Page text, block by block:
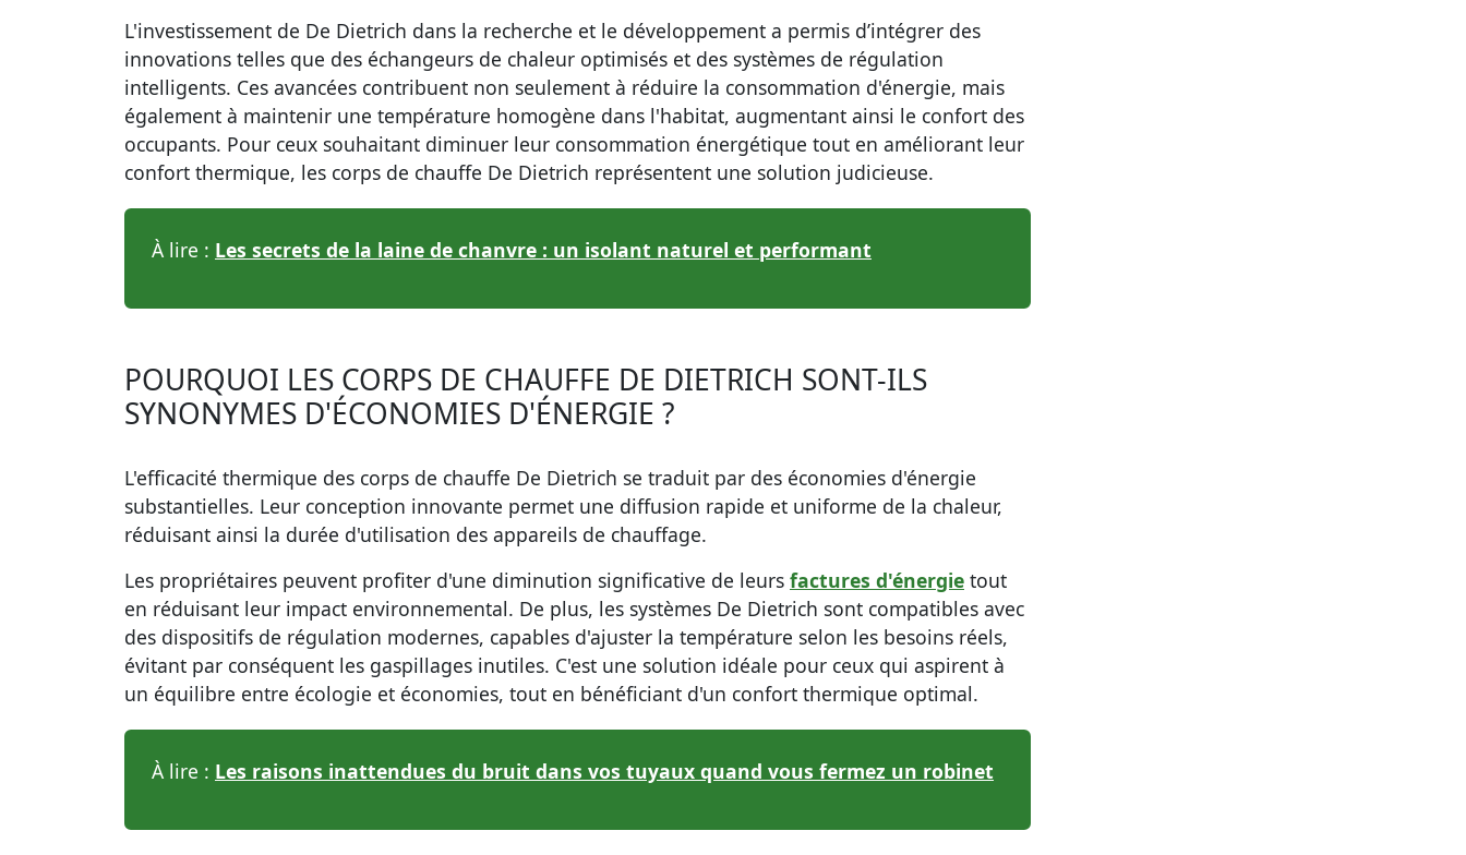
L'investissement de De Dietrich dans la recherche et le développement a permis d’intégrer des
innovations telles que des échangeurs de chaleur optimisés et des systèmes de régulation
intelligents. Ces avancées contribuent non seulement à réduire la consommation d'énergie, mais
également à maintenir une température homogène dans l'habitat, augmentant ainsi le confort des
occupants. Pour ceux souhaitant diminuer leur consommation énergétique tout en améliorant leur
confort thermique, les corps de chauffe De Dietrich représentent une solution judicieuse.
À lire : Les secrets de la laine de chanvre : un isolant naturel et performant
POURQUOI LES CORPS DE CHAUFFE DE DIETRICH SONT-ILS
SYNONYMES D'ÉCONOMIES D'ÉNERGIE ?
L'efficacité thermique des corps de chauffe De Dietrich se traduit par des économies d'énergie
substantielles. Leur conception innovante permet une diffusion rapide et uniforme de la chaleur,
réduisant ainsi la durée d'utilisation des appareils de chauffage.
Les propriétaires peuvent profiter d'une diminution significative de leurs factures d'énergie tout
en réduisant leur impact environnemental. De plus, les systèmes De Dietrich sont compatibles avec
des dispositifs de régulation modernes, capables d'ajuster la température selon les besoins réels,
évitant par conséquent les gaspillages inutiles. C'est une solution idéale pour ceux qui aspirent à
un équilibre entre écologie et économies, tout en bénéficiant d'un confort thermique optimal.
À lire : Les raisons inattendues du bruit dans vos tuyaux quand vous fermez un robinet